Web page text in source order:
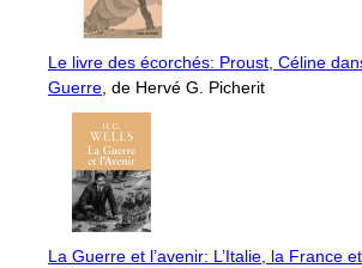
Le livre des écorchés: Proust, Céline
Guerre , de Hervé G. Picherit
La Guerre et l’avenir: L’Italie, la France